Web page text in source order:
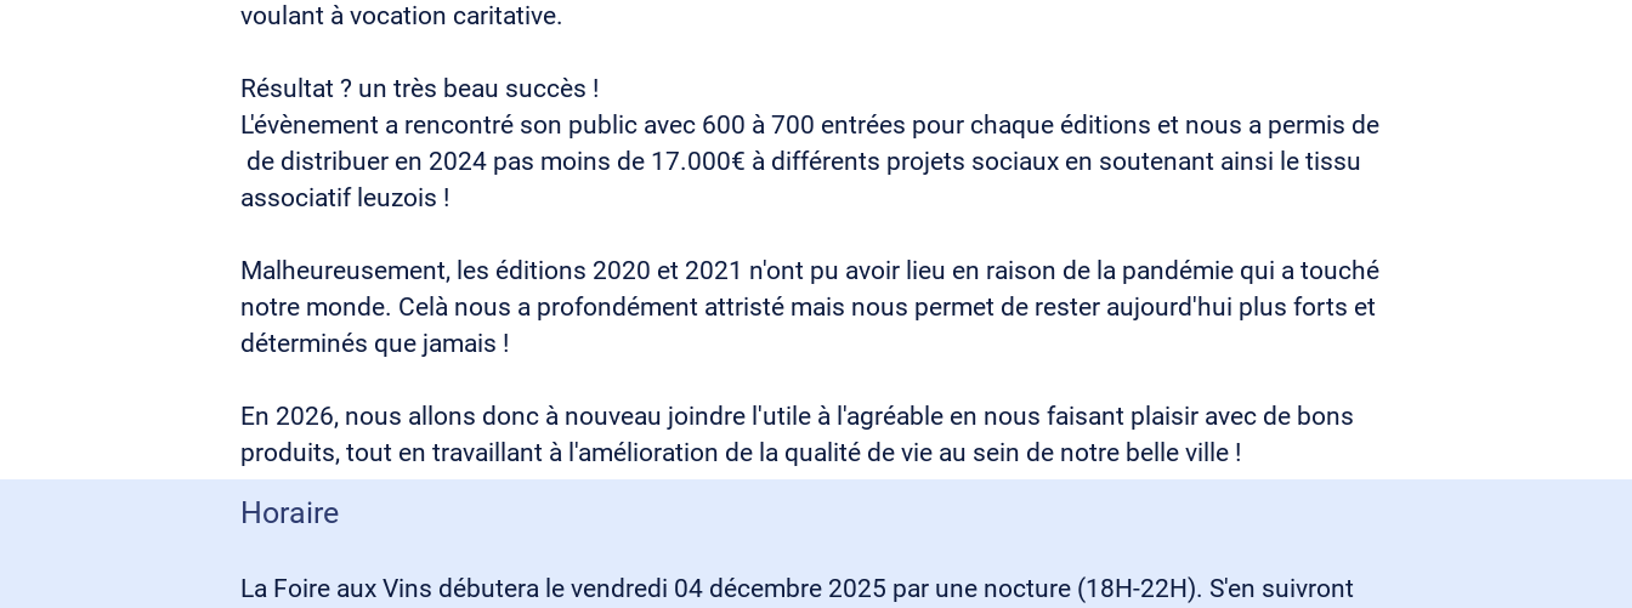
voulant à vocation caritative.
Résultat ? un très beau succès !
L'évènement a rencontré son public avec 600 à 700 entrées pour chaque éditions et nous a permis de
de distribuer en 2024 pas moins de 17.000€ à différents projets sociaux en soutenant ainsi le tissu
associatif leuzois !
Malheureusement, les éditions 2020 et 2021 n'ont pu avoir lieu en raison de la pandémie qui a touché
notre monde. Celà nous a profondément attristé mais nous permet de rester aujourd'hui plus forts et
déterminés que jamais !
En 2026, nous allons donc à nouveau joindre l'utile à l'agréable en nous faisant plaisir avec de bons
produits, tout en travaillant à l'amélioration de la qualité de vie au sein de notre belle ville !
Horaire
La Foire aux Vins débutera le vendredi 04 décembre 2025 par une nocture (18H-22H). S'en suivront